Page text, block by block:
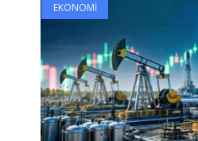
EKONOMI